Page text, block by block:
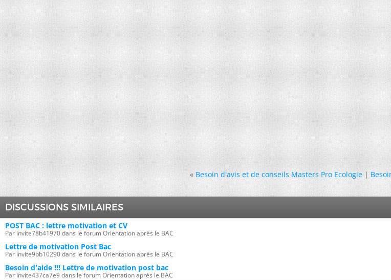
« Besoin d'avis et de conseils Masters Pro Ecologie|
DISCUSSIONS SIMILAIRES
POST BAC : lettre motivation et CV
Par invite78b41970 dans le forum Orientation après le BAC
Lettre de motivation Post Bac
Par invite9bb10290 dans le forum Orientation après le BAC
Besoin d'aide !!! Lettre de motivation post bac
Par invite437ca7e9 dans le forum Orientation après le BAC